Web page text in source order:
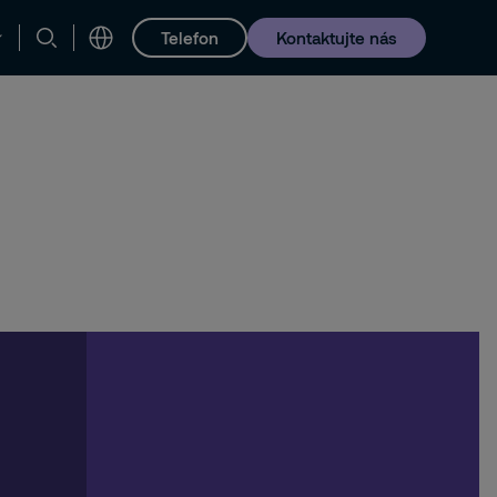
Telefon Kontaktujte nás